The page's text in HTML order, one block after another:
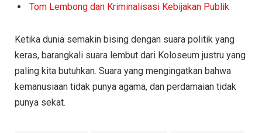
Tom Lembong dan Kriminalisasi Kebijakan Publik
Ketika dunia semakin bising dengan suara politik yang
keras, barangkali suara lembut dari Koloseum justru yang
paling kita butuhkan. Suara yang mengingatkan bahwa
kemanusiaan tidak punya agama, dan perdamaian tidak
punya sekat.